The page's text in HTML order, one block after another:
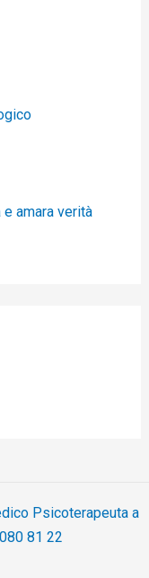
amara verità
Psicoterapeuta a
81 22